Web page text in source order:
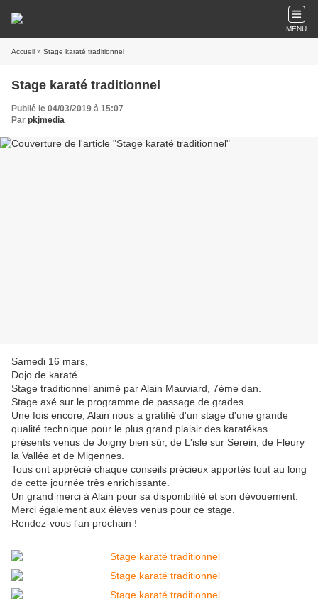
MENU
Accueil » Stage karaté traditionnel
Stage karaté traditionnel
Publié le 04/03/2019 à 15:07
Par pkjmedia
Samedi 16 mars,
Dojo de karaté
Stage traditionnel animé par Alain Mauviard, 7ème dan.
Stage axé sur le programme de passage de grades.
Une fois encore, Alain nous a gratifié d'un stage d'une grande
qualité technique pour le plus grand plaisir des karatékas
présents venus de Joigny bien sûr, de L'isle sur Serein, de Fleury
la Vallée et de Migennes.
Tous ont apprécié chaque conseils précieux apportés tout au long
de cette journée très enrichissante.
Un grand merci à Alain pour sa disponibilité et son dévouement.
Merci également aux élèves venus pour ce stage.
Rendez-vous l'an prochain !